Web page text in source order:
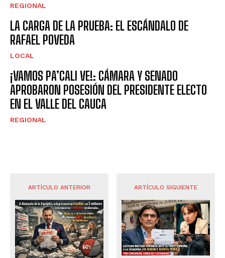
REGIONAL
LA CARGA DE LA PRUEBA: EL ESCÁNDALO DE
RAFAEL POVEDA
LOCAL
¡VAMOS PA’CALI VE!: CÁMARA Y SENADO
APROBARON POSESIÓN DEL PRESIDENTE ELECTO
EN EL VALLE DEL CAUCA
REGIONAL
ARTÍCULO ANTERIOR ARTÍCULO SIGUIENTE